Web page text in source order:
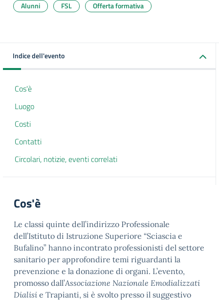
Alunni FSL Offerta formativa
Indice dell'evento
Cos'è
Luogo
Costi
Contatti
Circolari, notizie, eventi correlati
Cos'è
Le classi quinte dell’indirizzo Professionale
dell’Istituto di Istruzione Superiore “Sciascia e
Bufalino” hanno incontrato professionisti del settore
sanitario per approfondire temi riguardanti la
prevenzione e la donazione di organi. L’evento,
promosso dall’Associazione Nazionale Emodializzati
Dialisi e Trapianti, si è svolto presso il suggestivo